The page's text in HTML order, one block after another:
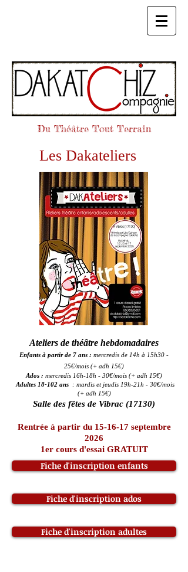
Du Théâtre Tout Terrain
Les Dakateliers
Ateliers de théâtre hebdomadaires
Enfants à partir de 7 ans : mercredis de 14h à 15h30 -
25€/mois (+ adh 15€)
Ados : mercredis 16h-18h - 30€/mois (+ adh 15€)
Adultes 18-102 ans : mardis et jeudis 19h-21h - 30€/mois
(+ adh 15€)
Salle des fêtes de Vibrac (17130)
Rentrée à partir du 15-16-17 septembre
2026
1er cours d'essai GRATUIT
Fiche d'inscription enfants
Fiche d'inscription ados
Fiche d'inscription adultes